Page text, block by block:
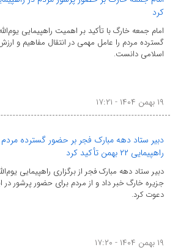
کرد
گسترده مردم را عامل مهمی در انتقال مفاهیم و
اسلامی دانست.
۱۹ بهمن ۱۴۰۴ - ۱۷:۲۱
دبیر ستاد دهه مبارک فجر بر حضور گسترده
راهپیمایی ۲۲ بهمن تأکید کرد
جزیره خارگ خبر داد و از مردم برای حضور پرشور در
دعوت کرد.
۱۹ بهمن ۱۴۰۴ - ۱۷:۲۰